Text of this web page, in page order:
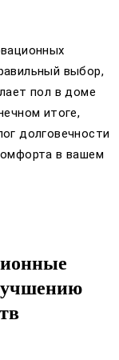
выбор,
пол в доме
итоге,
долговечности
в вашем